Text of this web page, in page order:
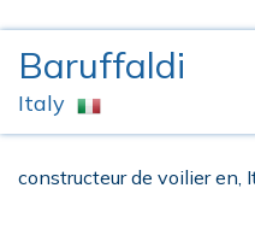
Baruffaldi
Italy
constructeur de voilier en,